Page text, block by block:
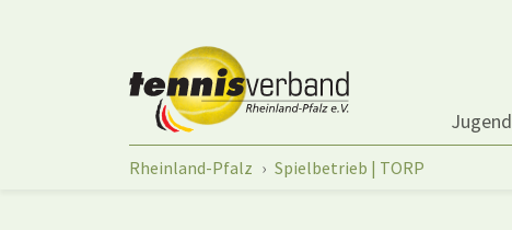
Jugend
Sie sind hier:
Rheinland-Pfalz Spielbetrieb | TORP